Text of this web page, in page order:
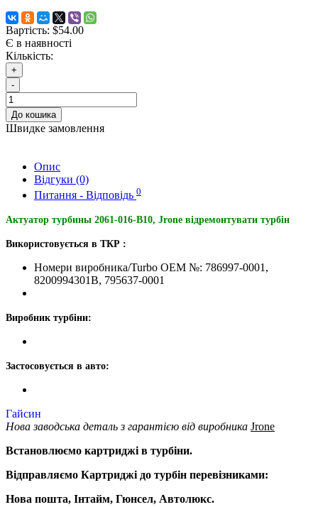
Вартість: $54.00
Є в наявності
Кількість:
+
-
До кошика
Швидке замовлення
Опис
Відгуки (0)
Питання - Відповідь 0
Актуатор турбины 2061-016-B10, Jrone відремонтувати турбін
Використовується в ТКР :
Номери виробника/Turbo OEM №: 786997-0001,
8200994301B, 795637-0001
Виробник турбіни:
Застосовується в авто:
Гайсин
Нова заводська деталь з гарантією від виробника Jrone
Встановлюємо картриджі в турбіни.
Відправляємо Картриджі до турбін перевізниками:
Нова пошта, Інтайм, Гюнсел, Автолюкс.